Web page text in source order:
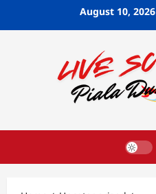
August 10, 2026